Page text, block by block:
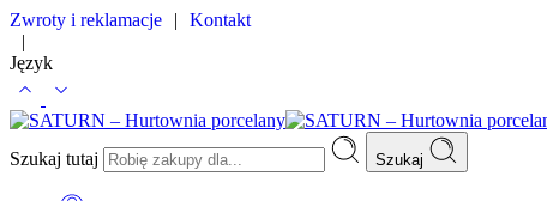
Zwroty i reklamacje |
Kontakt
|
Język
Szukaj tutaj Szukaj